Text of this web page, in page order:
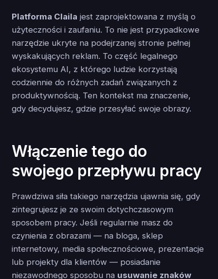
Platforma Claila jest zaprojektowana z myślą o
użyteczności i zaufaniu. To nie jest przypadkowe
narzędzie ukryte na podejrzanej stronie pełnej
wyskakujących reklam. To część legalnego
ekosystemu AI, z którego ludzie korzystają
codziennie do różnych zadań związanych z
produktywnością. Ten kontekst ma znaczenie,
gdy decydujesz, gdzie przesyłać swoje obrazy.
Włączenie tego do
swojego przepływu pracy
Prawdziwa siła takiego narzędzia ujawnia się, gdy
zintegrujesz je ze swoim dotychczasowym
sposobem pracy. Jeśli regularnie masz do
czynienia z obrazami — na bloga, sklep
internetowy, media społecznościowe, prezentacje
lub projekty dla klientów — posiadanie
niezawodnego sposobu na usuwanie znaków